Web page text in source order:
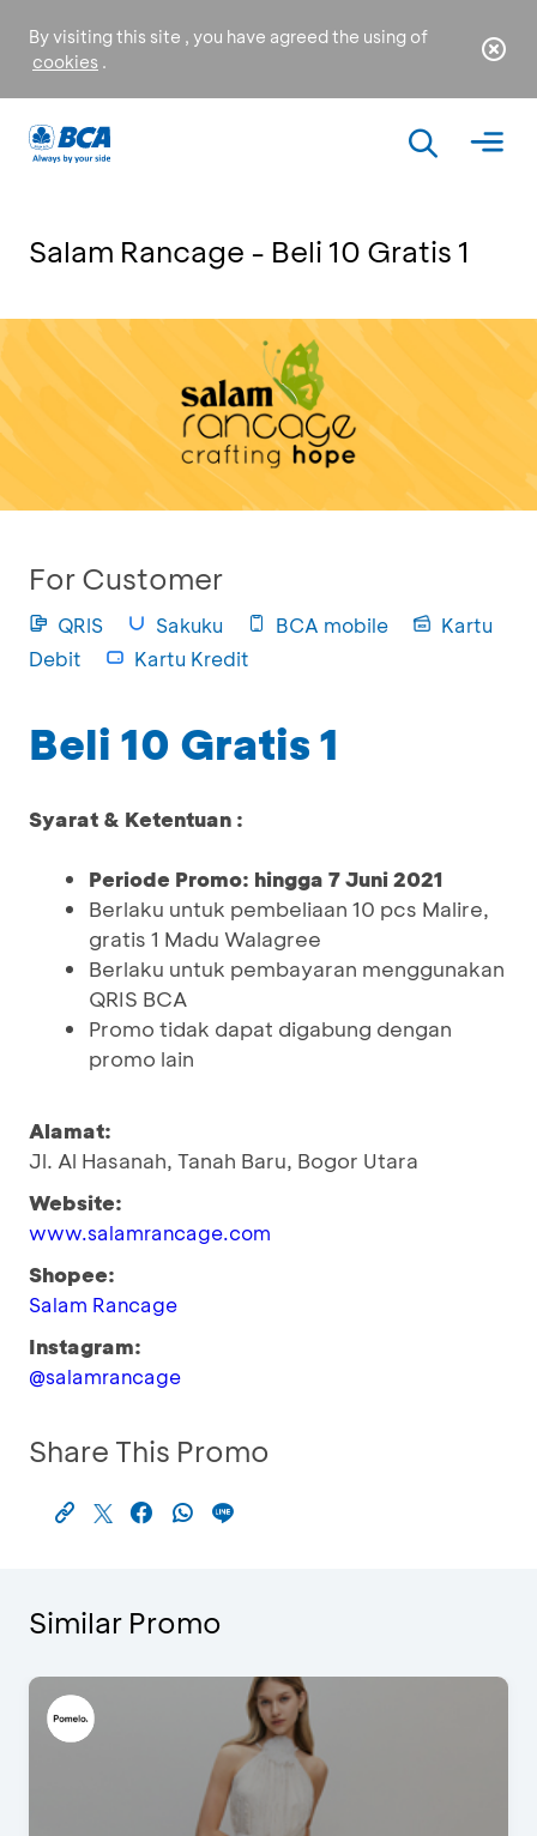
By visiting this site , you have agreed the using of
cookies .
Salam Rancage - Beli 10 Gratis 1
For Customer
QRIS Sakuku BCA mobile
Kartu
Debit
Kartu Kredit
Beli 10 Gratis 1
Syarat & Ketentuan :
Periode Promo: hingga 7 Juni 2021
Berlaku untuk pembeliaan 10 pcs Malire,
gratis 1 Madu Walagree
Berlaku untuk pembayaran menggunakan
QRIS BCA
Promo tidak dapat digabung dengan
promo lain
Alamat:
Jl. Al Hasanah, Tanah Baru, Bogor Utara
Website:
www.salamrancage.com
Shopee:
Salam Rancage
Instagram:
@salamrancage
Share This Promo
Similar Promo